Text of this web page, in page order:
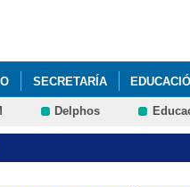
SECRETARÍA
A FORMACIÓN
Delphos